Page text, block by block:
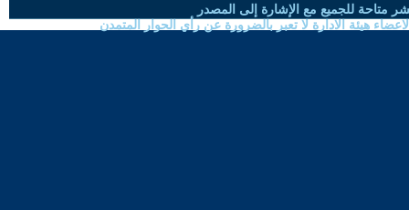
متاحة للجميع مع الإشارة إلى المصدر
هيئة الادارة لا تعبر بالضرورة عن رأي الحوار المتمدن